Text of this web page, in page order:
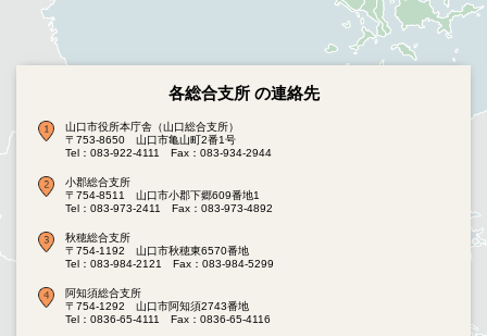
各総合支所 の連絡先
山口市役所本庁舎（山口総合支所）
〒753-8650 山口市亀山町2番1号
Tel：083-922-4111
Fax：083-934-2944
小郡総合支所
〒754-8511 山口市小郡下郷609番地1
Tel：083-973-2411
Fax：083-973-4892
秋穂総合支所
〒754-1192 山口市秋穂東6570番地
Tel：083-984-2121
Fax：083-984-5299
阿知須総合支所
〒754-1292 山口市阿知須2743番地
Tel：0836-65-4111
Fax：0836-65-4116